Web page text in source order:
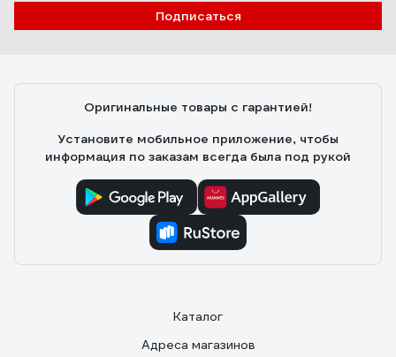
Подписаться
Оригинальные товары с гарантией!
Установите мобильное приложение, чтобы
информация по заказам всегда была под рукой
Каталог
Адреса магазинов